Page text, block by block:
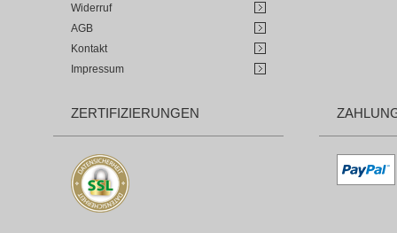
Widerruf
AGB
Kontakt
Impressum
ZERTIFIZIERUNGEN